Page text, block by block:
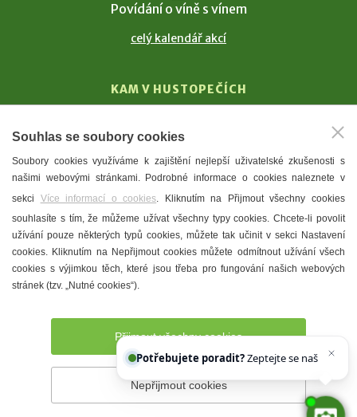
Povídání o víně s vínem
celý kalendář akcí
KAM V HUSTOPEČÍCH
T. G. Masaryk
Mandloně
Ubytování
Restaurace
Městské muzeum a galerie
Denní meníčka
Prohlášení o přístupnosti Správce webu
Souhlas se soubory cookies
Soubory cookies využíváme k zajištění nejlepší uživatelské zkušenosti s
našimi webovými stránkami. Podrobné informace o cookies naleznete v
sekci Více informací o cookies. Kliknutím na Přijmout všechny cookies
souhlasíte s tím, že můžeme užívat všechny typy cookies. Chcete-li povolit
užívání pouze některých typů cookies, můžete tak učinit v sekci Nastavení
cookies. Kliknutím na Nepřijmout cookies můžete odmítnout užívání všech
cookies s výjimkou těch, které jsou třeba pro fungování našich webových
stránek (tzv. „Nutné cookies“).
Přijmout všechny cookies
Nepřijmout cookies
Potřebujete poradit? Zeptejte se našeho asist